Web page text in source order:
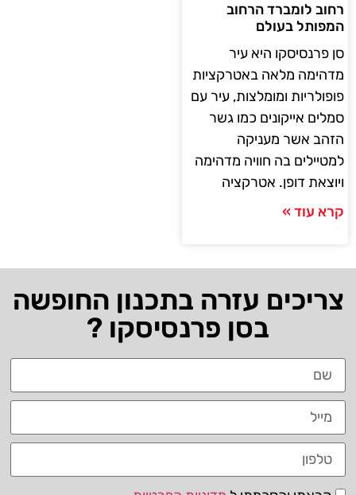
רחוב לומברד הרחוב
המפותל בעולם
סן פרנסיסקו היא עיר
מדהימה מלאה באטרקציות
פופולריות ומומלצות, עיר עם
סמלים אייקונים כמו גשר
הזהב אשר מעניקה
למטיילים בה חוויה מדהימה
ויוצאת דופן. אטרקציה
קרא עוד »
צריכים עזרה בתכנון החופשה
בסן פרנסיסקו ?